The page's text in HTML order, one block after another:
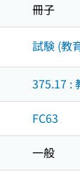
冊子
試験 (教
375.17 :
FC63
一般